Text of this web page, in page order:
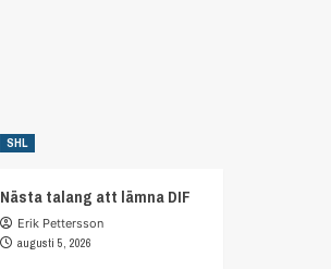
SHL
Nästa talang att lämna DIF
Erik Pettersson
augusti 5, 2026